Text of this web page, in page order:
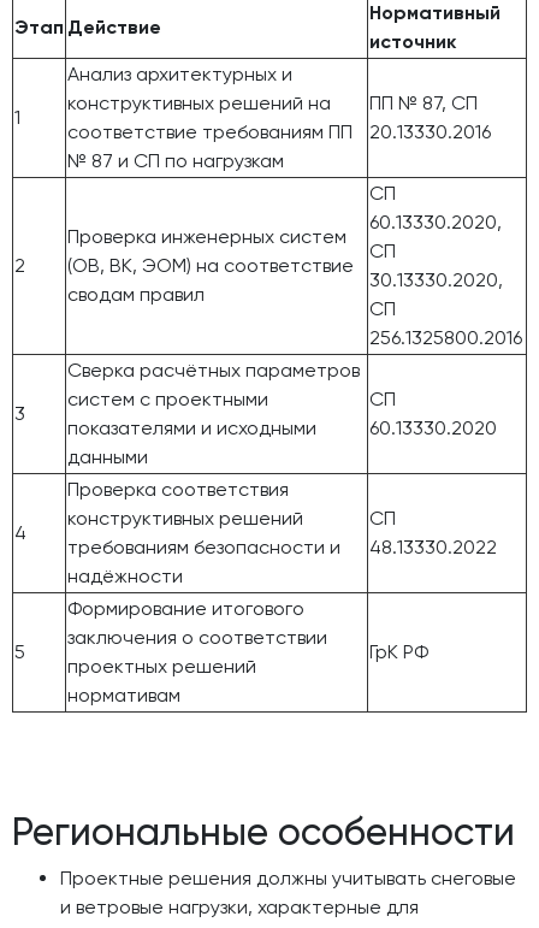
Этап Действие
Нормативный
источник
1
Анализ архитектурных и
конструктивных решений на
соответствие требованиям ПП
№ 87 и СП по нагрузкам
ПП № 87, СП
20.13330.2016
2
Проверка инженерных систем
(ОВ, ВК, ЭОМ) на соответствие
сводам правил
СП
60.13330.2020,
СП
30.13330.2020,
СП
256.1325800.2016
3
Сверка расчётных параметров
систем с проектными
показателями и исходными
данными
СП
60.13330.2020
4
Проверка соответствия
конструктивных решений
требованиям безопасности и
надёжности
СП
48.13330.2022
5
Формирование итогового
заключения о соответствии
проектных решений
нормативам
ГрК РФ
Региональные особенности
Проектные решения должны учитывать снеговые
и ветровые нагрузки, характерные для